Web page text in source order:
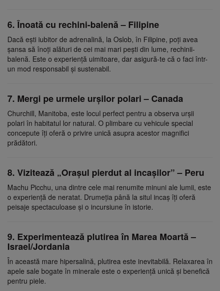
6. Înoată cu rechini-balenă – Filipine
Dacă ești iubitor de adrenalină, la Oslob, în Filipine, poți avea
șansa să înoți alături de cei mai mari pești din lume, rechinii-
balenă. Este o experiență uimitoare, dar asigură-te că o faci într-
un mod responsabil și sustenabil.
7. Mergi pe urmele urșilor polari – Canada
Churchill, Manitoba, este locul perfect pentru a observa urșii
polari în habitatul lor natural. O plimbare cu vehicule special
concepute îți oferă o privire unică asupra acestor magnifici
prădători.
8. Vizitează „Orașul pierdut al incașilor” – Peru
Machu Picchu, una dintre cele mai renumite minuni ale lumii, este
o experiență de neratat. Drumeția până la situl incaș îți oferă
peisaje spectaculoase și o incursiune în istorie.
9. Experimentează plutirea în Marea Moartă –
Israel/Jordania
În această mare hipersalină, plutirea este inevitabilă. Relaxarea în
apele sale bogate în minerale este o experiență unică și benefică
pentru piele.